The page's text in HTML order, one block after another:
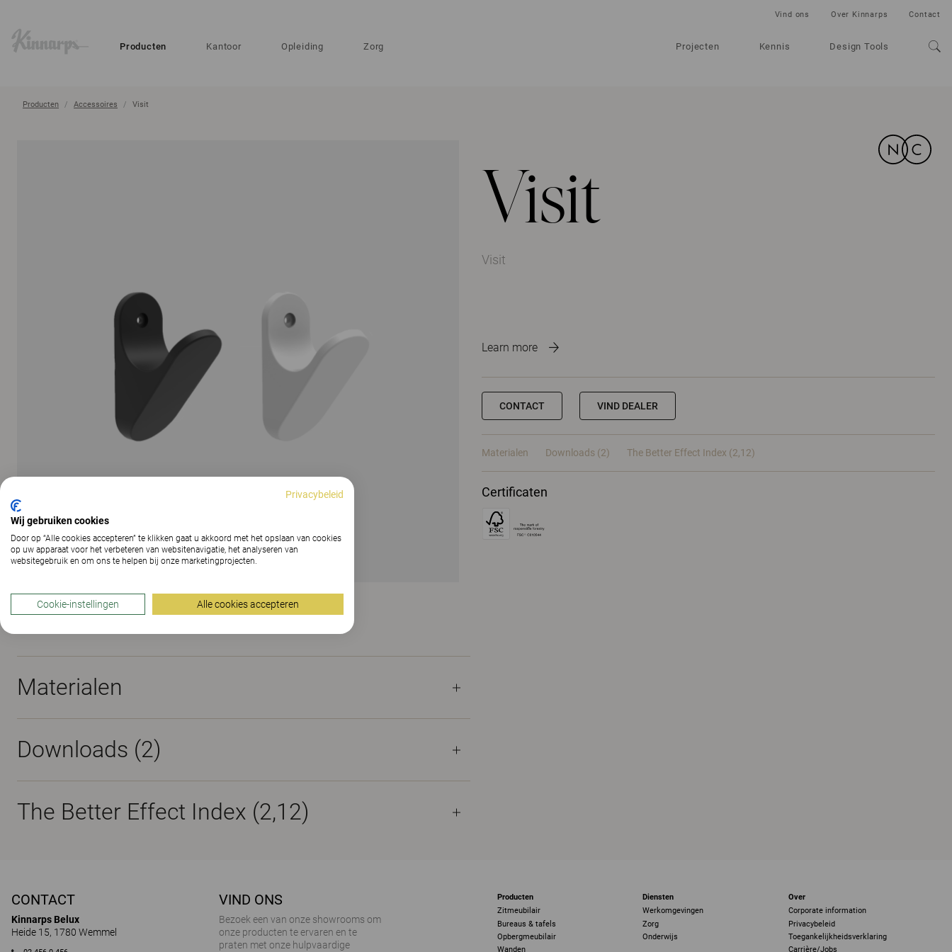
Producten Kantoor Opleiding Zorg Projecten Kennis Design Tools
Vind ons Over Kinnarps Contact
Producten Accessoires Visit
Visit
Visit
Learn more
CONTACT VIND DEALER
Materialen Downloads (2) The Better Effect Index (2,12)
Certificaten
ALLE AFBEELDINGEN WEERGEVEN
Materialen
Downloads (2)
The Better Effect Index (2,12)
CONTACT
Kinnarps Belux
Heide 15, 1780 Wemmel
VIND ONS
Bezoek een van onze showrooms om
onze producten te ervaren en te
praten met onze hulpvaardige
Producten
Zitmeubilair
Bureaus & tafels
Opbergmeubilair
Wanden
Diensten
Werkomgevingen
Zorg
Onderwijs
Over
Corporate information
Privacybeleid
Toegankelijkheidsverklaring
Carrière/Jobs
Privacybeleid
Wij gebruiken cookies
Door op “Alle cookies accepteren” te klikken gaat u akkoord met het opslaan van cookies
op uw apparaat voor het verbeteren van websitenavigatie, het analyseren van
websitegebruik en om ons te helpen bij onze marketingprojecten.
Cookie-instellingen Alle cookies accepteren